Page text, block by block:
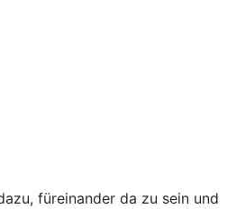
füreinander da zu sein und